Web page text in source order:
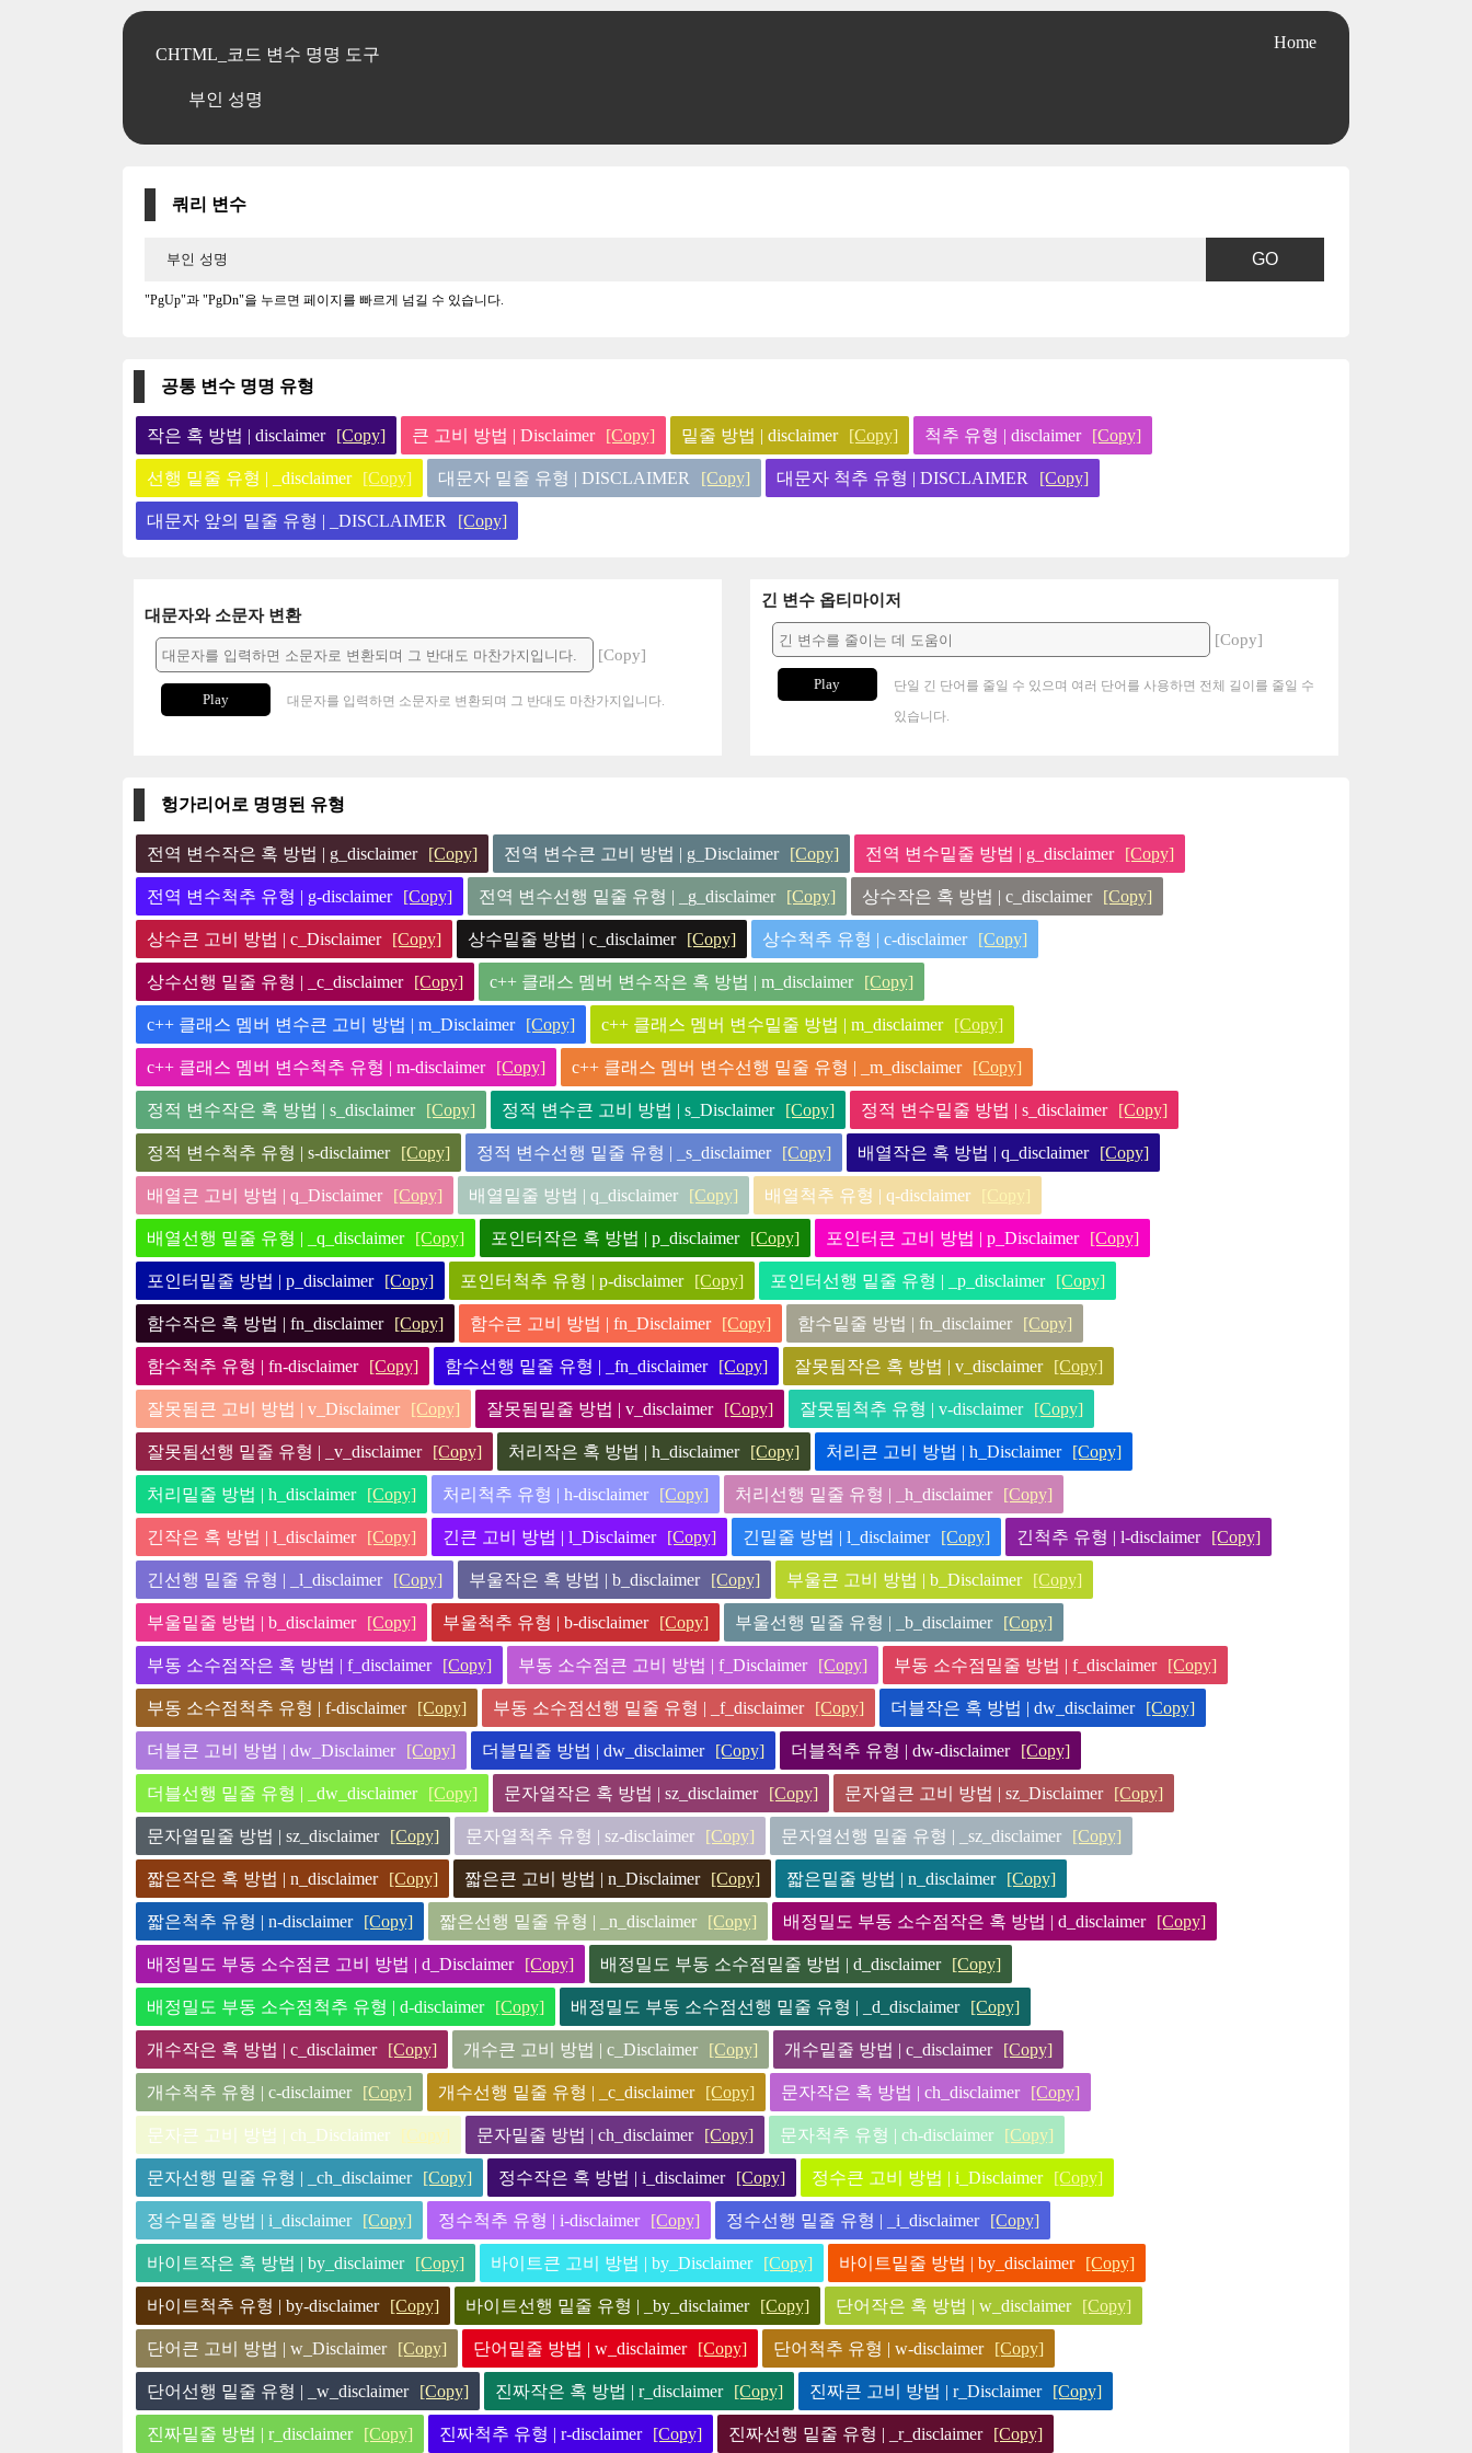
CHTML_코드 변수 명명 도구
부인 성명
Home
쿼리 변수
"PgUp"과 "PgDn"을 누르면 페이지를 빠르게 넘길 수 있습니다.
공통 변수 명명 유형
작은 혹 방법 | disclaimer [Copy] 큰 고비 방법 | Disclaimer [Copy] 밑줄 방법 | disclaimer [Copy] 척추 유형 | disclaimer [Copy]
선행 밑줄 유형 | _disclaimer [Copy] 대문자 밑줄 유형 | DISCLAIMER [Copy] 대문자 척추 유형 | DISCLAIMER [Copy]
대문자 앞의 밑줄 유형 | _DISCLAIMER [Copy]
대문자와 소문자 변환
[Copy]
Play 대문자를 입력하면 소문자로 변환되며 그 반대도 마찬가지입니다.
긴 변수 옵티마이저
[Copy]
Play
단일 긴 단어를 줄일 수 있으며 여러 단어를 사용하면 전체 길이를 줄일 수
있습니다.
헝가리어로 명명된 유형
전역 변수작은 혹 방법 | g_disclaimer [Copy] 전역 변수큰 고비 방법 | g_Disclaimer [Copy] 전역 변수밑줄 방법 | g_disclaimer [Copy]
전역 변수척추 유형 | g-disclaimer [Copy] 전역 변수선행 밑줄 유형 | _g_disclaimer [Copy] 상수작은 혹 방법 | c_disclaimer [Copy]
상수큰 고비 방법 | c_Disclaimer [Copy] 상수밑줄 방법 | c_disclaimer [Copy] 상수척추 유형 | c-disclaimer [Copy]
상수선행 밑줄 유형 | _c_disclaimer [Copy] c++ 클래스 멤버 변수작은 혹 방법 | m_disclaimer [Copy]
c++ 클래스 멤버 변수큰 고비 방법 | m_Disclaimer [Copy] c++ 클래스 멤버 변수밑줄 방법 | m_disclaimer [Copy]
c++ 클래스 멤버 변수척추 유형 | m-disclaimer [Copy] c++ 클래스 멤버 변수선행 밑줄 유형 | _m_disclaimer [Copy]
정적 변수작은 혹 방법 | s_disclaimer [Copy] 정적 변수큰 고비 방법 | s_Disclaimer [Copy] 정적 변수밑줄 방법 | s_disclaimer [Copy]
정적 변수척추 유형 | s-disclaimer [Copy] 정적 변수선행 밑줄 유형 | _s_disclaimer [Copy] 배열작은 혹 방법 | q_disclaimer [Copy]
배열큰 고비 방법 | q_Disclaimer [Copy] 배열밑줄 방법 | q_disclaimer [Copy] 배열척추 유형 | q-disclaimer [Copy]
배열선행 밑줄 유형 | _q_disclaimer [Copy] 포인터작은 혹 방법 | p_disclaimer [Copy] 포인터큰 고비 방법 | p_Disclaimer [Copy]
포인터밑줄 방법 | p_disclaimer [Copy] 포인터척추 유형 | p-disclaimer [Copy] 포인터선행 밑줄 유형 | _p_disclaimer [Copy]
함수작은 혹 방법 | fn_disclaimer [Copy] 함수큰 고비 방법 | fn_Disclaimer [Copy] 함수밑줄 방법 | fn_disclaimer [Copy]
함수척추 유형 | fn-disclaimer [Copy] 함수선행 밑줄 유형 | _fn_disclaimer [Copy] 잘못됨작은 혹 방법 | v_disclaimer [Copy]
잘못됨큰 고비 방법 | v_Disclaimer [Copy] 잘못됨밑줄 방법 | v_disclaimer [Copy] 잘못됨척추 유형 | v-disclaimer [Copy]
잘못됨선행 밑줄 유형 | _v_disclaimer [Copy] 처리작은 혹 방법 | h_disclaimer [Copy] 처리큰 고비 방법 | h_Disclaimer [Copy]
처리밑줄 방법 | h_disclaimer [Copy] 처리척추 유형 | h-disclaimer [Copy] 처리선행 밑줄 유형 | _h_disclaimer [Copy]
긴작은 혹 방법 | l_disclaimer [Copy] 긴큰 고비 방법 | l_Disclaimer [Copy] 긴밑줄 방법 | l_disclaimer [Copy] 긴척추 유형 | l-disclaimer [Copy]
긴선행 밑줄 유형 | _l_disclaimer [Copy] 부울작은 혹 방법 | b_disclaimer [Copy] 부울큰 고비 방법 | b_Disclaimer [Copy]
부울밑줄 방법 | b_disclaimer [Copy] 부울척추 유형 | b-disclaimer [Copy] 부울선행 밑줄 유형 | _b_disclaimer [Copy]
부동 소수점작은 혹 방법 | f_disclaimer [Copy] 부동 소수점큰 고비 방법 | f_Disclaimer [Copy] 부동 소수점밑줄 방법 | f_disclaimer [Copy]
부동 소수점척추 유형 | f-disclaimer [Copy] 부동 소수점선행 밑줄 유형 | _f_disclaimer [Copy] 더블작은 혹 방법 | dw_disclaimer [Copy]
더블큰 고비 방법 | dw_Disclaimer [Copy] 더블밑줄 방법 | dw_disclaimer [Copy] 더블척추 유형 | dw-disclaimer [Copy]
더블선행 밑줄 유형 | _dw_disclaimer [Copy] 문자열작은 혹 방법 | sz_disclaimer [Copy] 문자열큰 고비 방법 | sz_Disclaimer [Copy]
문자열밑줄 방법 | sz_disclaimer [Copy] 문자열척추 유형 | sz-disclaimer [Copy] 문자열선행 밑줄 유형 | _sz_disclaimer [Copy]
짧은작은 혹 방법 | n_disclaimer [Copy] 짧은큰 고비 방법 | n_Disclaimer [Copy] 짧은밑줄 방법 | n_disclaimer [Copy]
짧은척추 유형 | n-disclaimer [Copy] 짧은선행 밑줄 유형 | _n_disclaimer [Copy] 배정밀도 부동 소수점작은 혹 방법 | d_disclaimer [Copy]
배정밀도 부동 소수점큰 고비 방법 | d_Disclaimer [Copy] 배정밀도 부동 소수점밑줄 방법 | d_disclaimer [Copy]
배정밀도 부동 소수점척추 유형 | d-disclaimer [Copy] 배정밀도 부동 소수점선행 밑줄 유형 | _d_disclaimer [Copy]
개수작은 혹 방법 | c_disclaimer [Copy] 개수큰 고비 방법 | c_Disclaimer [Copy] 개수밑줄 방법 | c_disclaimer [Copy]
개수척추 유형 | c-disclaimer [Copy] 개수선행 밑줄 유형 | _c_disclaimer [Copy] 문자작은 혹 방법 | ch_disclaimer [Copy]
문자큰 고비 방법 | ch_Disclaimer [Copy] 문자밑줄 방법 | ch_disclaimer [Copy] 문자척추 유형 | ch-disclaimer [Copy]
문자선행 밑줄 유형 | _ch_disclaimer [Copy] 정수작은 혹 방법 | i_disclaimer [Copy] 정수큰 고비 방법 | i_Disclaimer [Copy]
정수밑줄 방법 | i_disclaimer [Copy] 정수척추 유형 | i-disclaimer [Copy] 정수선행 밑줄 유형 | _i_disclaimer [Copy]
바이트작은 혹 방법 | by_disclaimer [Copy] 바이트큰 고비 방법 | by_Disclaimer [Copy] 바이트밑줄 방법 | by_disclaimer [Copy]
바이트척추 유형 | by-disclaimer [Copy] 바이트선행 밑줄 유형 | _by_disclaimer [Copy] 단어작은 혹 방법 | w_disclaimer [Copy]
단어큰 고비 방법 | w_Disclaimer [Copy] 단어밑줄 방법 | w_disclaimer [Copy] 단어척추 유형 | w-disclaimer [Copy]
단어선행 밑줄 유형 | _w_disclaimer [Copy] 진짜작은 혹 방법 | r_disclaimer [Copy] 진짜큰 고비 방법 | r_Disclaimer [Copy]
진짜밑줄 방법 | r_disclaimer [Copy] 진짜척추 유형 | r-disclaimer [Copy] 진짜선행 밑줄 유형 | _r_disclaimer [Copy]